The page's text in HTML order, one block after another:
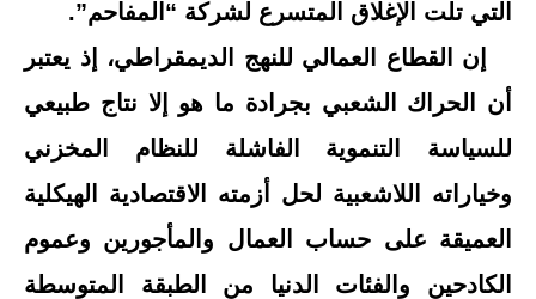
التي تلت الإغلاق المتسرع لشركة “المفاحم”.
إن القطاع العمالي للنهج الديمقراطي، إذ يعتبر
أن الحراك الشعبي بجرادة ما هو إلا نتاج طبيعي
للسياسة التنموية الفاشلة للنظام المخزني
وخياراته اللاشعبية لحل أزمته الاقتصادية الهيكلية
العميقة على حساب العمال والمأجورين وعموم
الكادحين والفئات الدنيا من الطبقة المتوسطة